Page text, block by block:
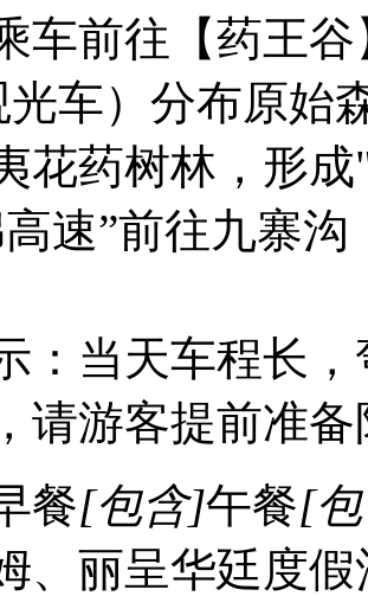
车前往【药王
光车）分布原始
花药树林，形
速”前往九寨
：当天车程长
请游客提前准
餐[包含]午餐[
、丽呈华廷度